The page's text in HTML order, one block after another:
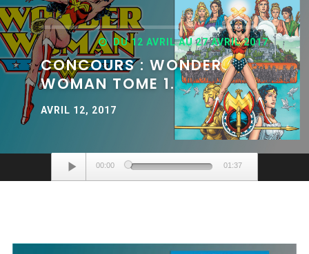
DU 12 AVRIL AU 27 AVRIL 2017
CONCOURS : WONDER
WOMAN TOME 1.
AVRIL 12, 2017
Lecteur
audio
00:00 01:37